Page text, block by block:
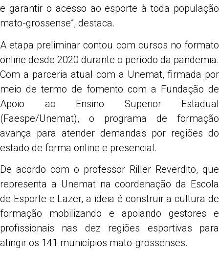
e garantir o acesso ao esporte à toda população
mato-grossense”, destaca.
A etapa preliminar contou com cursos no formato
online desde 2020 durante o período da pandemia.
Com a parceria atual com a Unemat, firmada por
meio de termo de fomento com a Fundação de
Apoio ao Ensino Superior Estadual
(Faespe/Unemat), o programa de formação
avança para atender demandas por regiões do
estado de forma online e presencial.
De acordo com o professor Riller Reverdito, que
representa a Unemat na coordenação da Escola
de Esporte e Lazer, a ideia é construir a cultura de
formação mobilizando e apoiando gestores e
profissionais nas dez regiões esportivas para
atingir os 141 municípios mato-grossenses.